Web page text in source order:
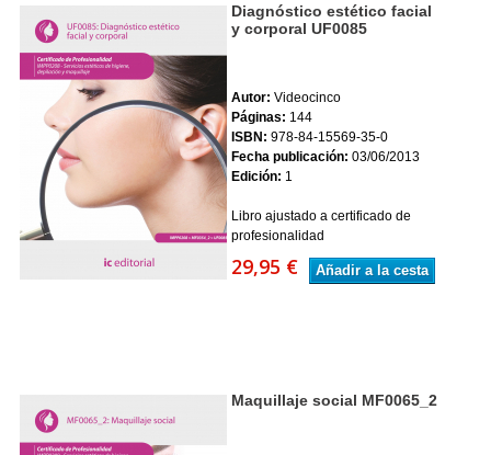
Diagnóstico estético facial
y corporal UF0085
Autor: Videocinco
Páginas: 144
ISBN: 978-84-15569-35-0
Fecha publicación: 03/06/2013
Edición: 1
Libro ajustado a certificado de
profesionalidad
29,95 € Añadir a la cesta
Maquillaje social MF0065_2